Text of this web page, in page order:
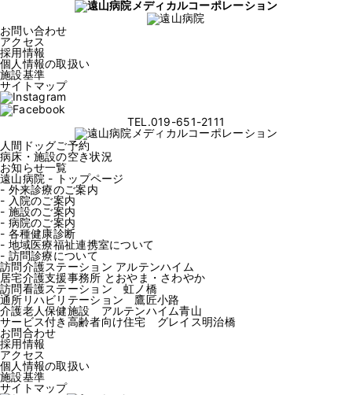
お問い合わせ
アクセス
採用情報
個人情報の取扱い
施設基準
サイトマップ
TEL.019-651-2111
人間ドッグご予約
病床・施設の空き状況
お知らせ一覧
遠山病院 - トップページ
- 外来診療のご案内
- 入院のご案内
- 施設のご案内
- 病院のご案内
- 各種健康診断
- 地域医療福祉連携室について
- 訪問診療について
訪問介護ステーション アルテンハイム
居宅介護支援事務所 とおやま・さわやか
訪問看護ステーション虹ノ橋
通所リハビリテーション 鷹匠小路
介護老人保健施設 アルテンハイム青山
サービス付き高齢者向け住宅 グレイス明治橋
お問合わせ
採用情報
アクセス
個人情報の取扱い
施設基準
サイトマップ